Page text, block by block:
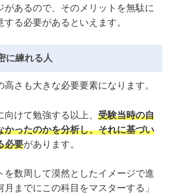
があるので、そのメリットを無駄に
する必要があるといえます。
に練れる人
さも大きな必要要素になります。
けて勉強する以上、 受験当時の自
かったのかを分析し、それに基づい
必要があります。
を数周して漠然としたイメージで進
までにこの科目をマスターする」